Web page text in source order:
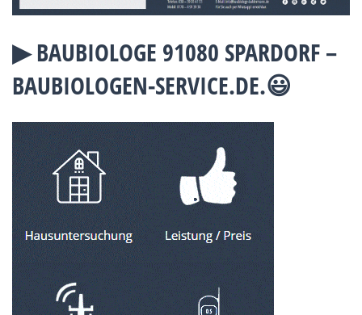
▶︎ BAUBIOLOGE 91080 SPARDORF –
BAUBIOLOGEN-SERVICE.DE.😃